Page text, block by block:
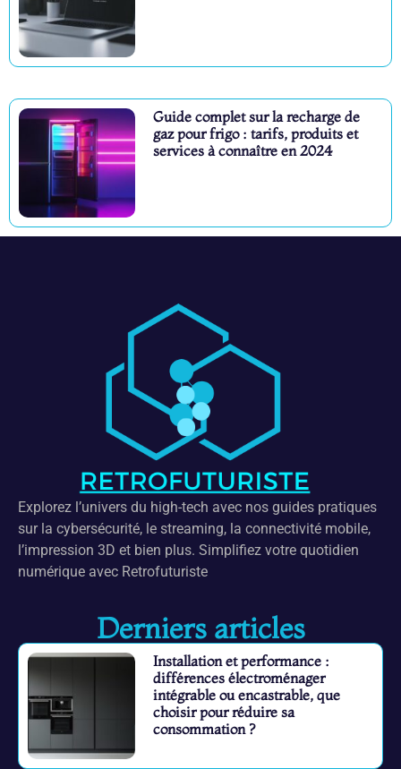
Guide complet sur la recharge de
gaz pour frigo : tarifs, produits et
services à connaître en 2024
Explorez l’univers du high-tech avec nos guides pratiques
sur la cybersécurité, le streaming, la connectivité mobile,
l’impression 3D et bien plus. Simplifiez votre quotidien
numérique avec Retrofuturiste
Derniers articles
Installation et performance :
différences électroménager
intégrable ou encastrable, que
choisir pour réduire sa
consommation ?